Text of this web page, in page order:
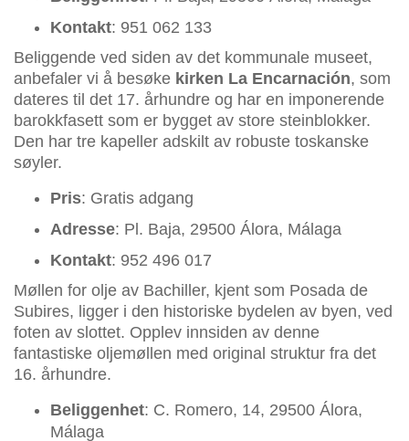
Kontakt: 951 062 133
Beliggende ved siden av det kommunale museet,
anbefaler vi å besøke kirken La Encarnación, som
dateres til det 17. århundre og har en imponerende
barokkfasett som er bygget av store steinblokker.
Den har tre kapeller adskilt av robuste toskanske
søyler.
Pris: Gratis adgang
Adresse: Pl. Baja, 29500 Álora, Málaga
Kontakt: 952 496 017
Møllen for olje av Bachiller, kjent som Posada de
Subires, ligger i den historiske bydelen av byen, ved
foten av slottet. Opplev innsiden av denne
fantastiske oljemøllen med original struktur fra det
16. århundre.
Beliggenhet: C. Romero, 14, 29500 Álora,
Málaga